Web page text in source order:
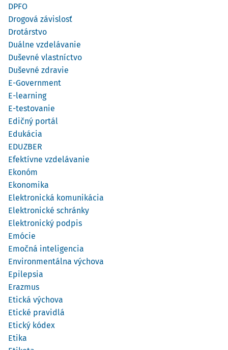
DPFO
Drogová závislosť
Drotárstvo
Duálne vzdelávanie
Duševné vlastníctvo
Duševné zdravie
E-Government
E-learning
E-testovanie
Edičný portál
Edukácia
EDUZBER
Efektívne vzdelávanie
Ekonóm
Ekonomika
Elektronická komunikácia
Elektronické schránky
Elektronický podpis
Emócie
Emočná inteligencia
Environmentálna výchova
Epilepsia
Erazmus
Etická výchova
Etické pravidlá
Etický kódex
Etika